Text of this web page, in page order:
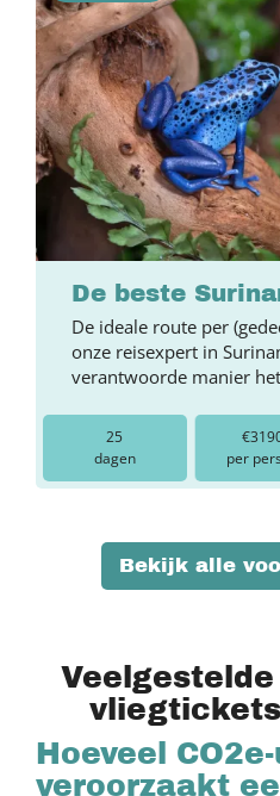
De beste
De ideale route per
onze reisexpert in
verantwoorde manier
25
dagen
per
Bekijk alle
Hoeveel
veroorzaakt